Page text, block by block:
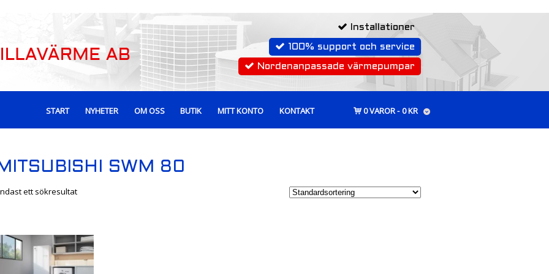
Installationer
100% support och service
Nordenanpassade värmepumpar
START NYHETER OM OSS BUTIK MITT KONTO KONTAKT 0 VAROR 0 KR
SWM 80
ett sökresultat